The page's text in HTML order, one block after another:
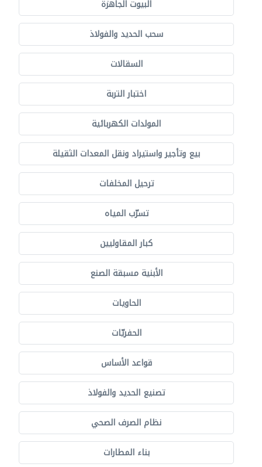
البيوت الجاهزة
سحب الحديد والفولاذ
السقالات
اختبار التربة
المولدات الكهربائية
بيع وتأجير واستيراد ونقل المعدات الثقيلة
ترحيل المخلفات
تسرّب المياه
كبار المقاوليين
الأبنية مسبقة الصنع
الحاويات
الحفريّات
قواعد الأساس
تصنيع الحديد والفولاذ
نظام الصرف الصحي
بناء المطارات